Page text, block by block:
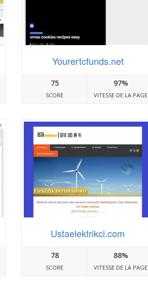
Yourertcfunds.net
75
SCORE
97%
VITESSE DE LA PAGE
Ustaelektrikci.com
78
SCORE
88%
VITESSE DE LA PAGE